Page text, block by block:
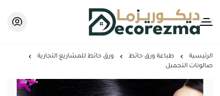
Decorezma
الرئيسية طباعة ورق حائط
ورق حائط للمشاريع التجارية
صالونات التجمبل